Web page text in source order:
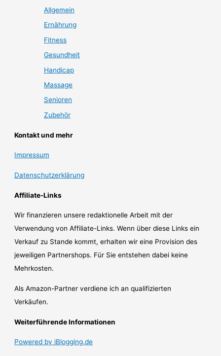
Allgemein
Ernährung
Fitness
Gesundheit
Handicap
Massage
Senioren
Zubehör
Kontakt und mehr
Impressum
Datenschutzerklärung
Affiliate-Links
Wir finanzieren unsere redaktionelle Arbeit mit der
Verwendung von Affiliate-Links. Wenn über diese Links ein
Verkauf zu Stande kommt, erhalten wir eine Provision des
jeweiligen Partnershops. Für Sie entstehen dabei keine
Mehrkosten.
Als Amazon-Partner verdiene ich an qualifizierten
Verkäufen.
Weiterführende Informationen
Powered by iBlogging.de